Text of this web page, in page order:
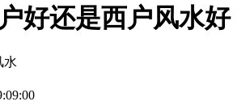
好还是西户风水好
水